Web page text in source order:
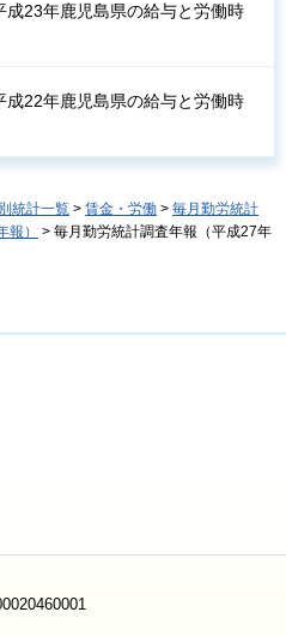
23年鹿児島県の給与と労働時
22年鹿児島県の給与と労働時
統計一覧 > 賃金・労働 > 毎月勤労統計
）
> 毎月勤労統計調査年報（平成27年